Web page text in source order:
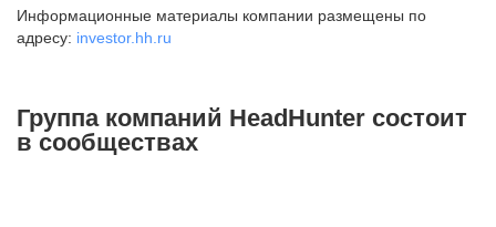
Муниципальный округ Тверской,
2-я Брестская ул., д. 48,
+7 495 980-64-27
Информационные материалы компании размещены по
адресу: investor.hh.ru
Группа компаний HeadHunter состоит
в сообществах